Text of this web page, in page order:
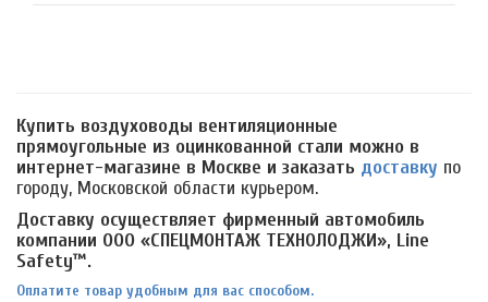
Купить воздуховоды вентиляционные
прямоугольные из оцинкованной стали можно в
интернет-магазине в Москве и заказать доставку по
городу, Московской области курьером.
Доставку осуществляет фирменный автомобиль
компании ООО «СПЕЦМОНТАЖ ТЕХНОЛОДЖИ», Line
Safety™.
Оплатите товар удобным для вас способом.